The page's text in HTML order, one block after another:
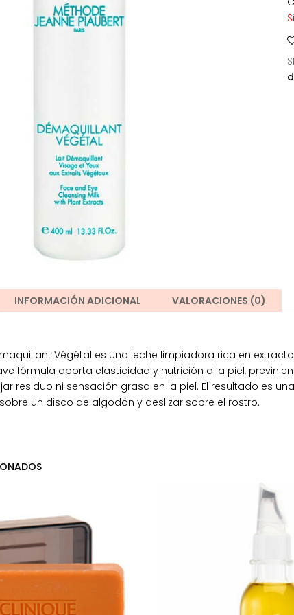
INFORMACIÓN ADICIONAL VALORACIONES (0)
Végétal es una leche limpiadora rica en
fórmula aporta elasticidad y nutrición a la piel,
residuo ni sensación grasa en la piel. El resultado es
un disco de algodón y deslizar sobre el rostro.